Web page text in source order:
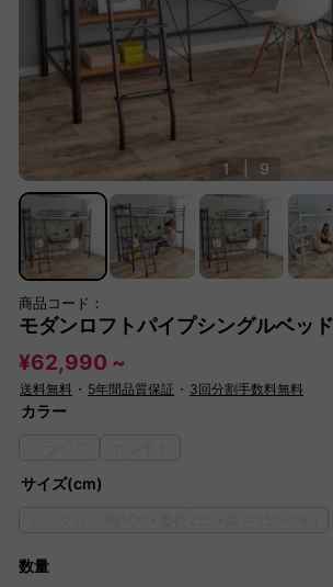
1 9
商品コード：
モダンロフトパイプシングルベッド
¥62,990 ~
送料無料 ・ 5年間品質保証 ・ 3回分割手数料無料
カラー
サイズ(cm)
数量